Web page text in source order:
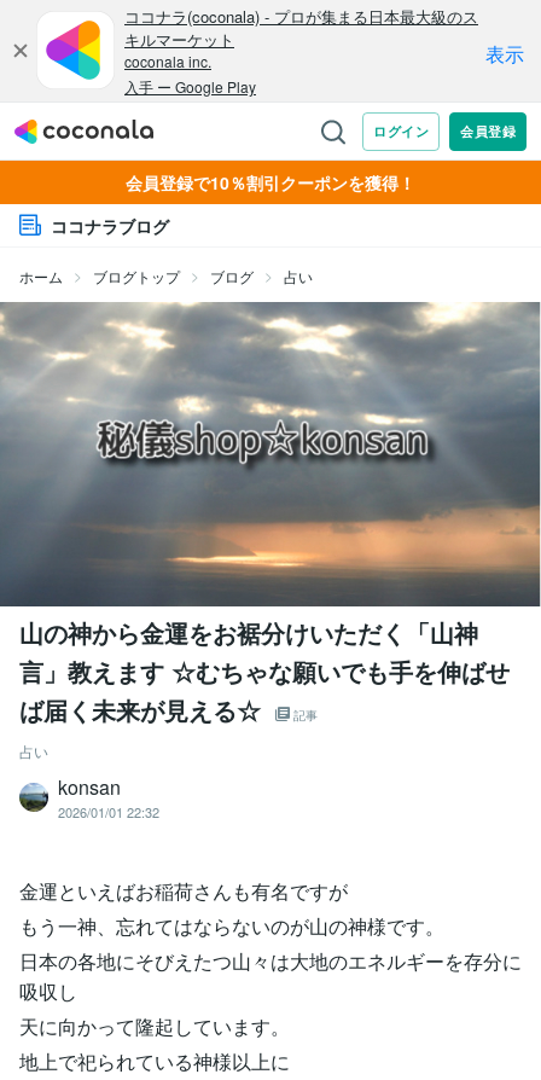
会員登録で10％割引クーポンを獲得！
ココナラブログ
ホーム ブログトップ ブログ 占い
山の神から金運をお裾分けいただく「山神
言」教えます ☆むちゃな願いでも手を伸ばせ
ば届く未来が見える☆
記事
占い
konsan
2026/01/01 22:32
金運といえばお稲荷さんも有名ですが
もう一神、忘れてはならないのが山の神様です。
日本の各地にそびえたつ山々は大地のエネルギーを存分に
吸収し
天に向かって隆起しています。
地上で祀られている神様以上に